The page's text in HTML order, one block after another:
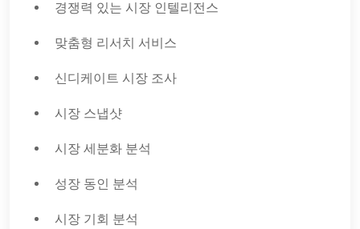
경쟁력 있는 시장 인텔리전스
맞춤형 리서치 서비스
신디케이트 시장 조사
시장 스냅샷
시장 세분화 분석
성장 동인 분석
시장 기회 분석